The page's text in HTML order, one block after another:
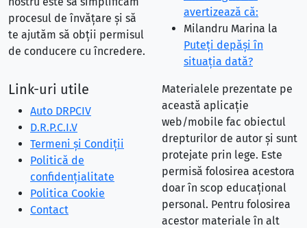
procesul de învățare și să
te ajutăm să obții permisul
de conducere cu încredere.
avertizează că:
Milandru Marina la
Puteţi depăşi în
situaţia dată?
Link-uri utile
Auto DRPCIV
D.R.P.C.I.V
Termeni și Condiții
Politică de
confidențialitate
Politica Cookie
Contact
Materialele prezentate pe
această aplicație
web/mobile fac obiectul
drepturilor de autor și sunt
protejate prin lege. Este
permisă folosirea acestora
doar în scop educațional
personal. Pentru folosirea
acestor materiale în alt